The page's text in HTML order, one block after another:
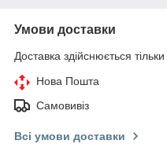
Умови доставки
Доставка здійснюється
Нова Пошта
Самовивіз
Всі умови доставки